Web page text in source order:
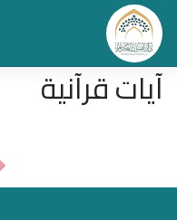
آيات قرآنية